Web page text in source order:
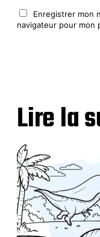
Enregistrer mon
navigateur pour mon
Lire la